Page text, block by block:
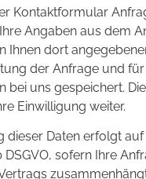
Kontaktformular
Angaben aus dem
Ihnen dort
der Anfrage und
bei uns gespeichert.
Einwilligung weiter.
dieser Daten erfolgt
DSGVO, sofern Ihre